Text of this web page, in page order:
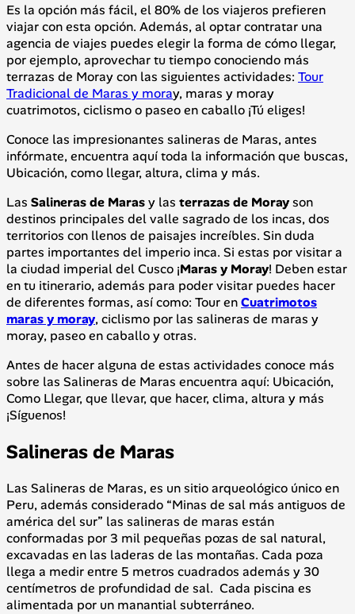
Es la opción más fácil, el 80% de los viajeros prefieren
viajar con esta opción. Además, al optar contratar una
agencia de viajes puedes elegir la forma de cómo llegar,
por ejemplo, aprovechar tu tiempo conociendo más
terrazas de Moray con las siguientes actividades: Tour
Tradicional de Maras y moray, maras y moray
cuatrimotos, ciclismo o paseo en caballo ¡Tú eliges!
Conoce las impresionantes salineras de Maras, antes
infórmate, encuentra aquí toda la información que buscas,
Ubicación, como llegar, altura, clima y más.
Las Salineras de Marasy las terrazas de Morayson
destinos principales del valle sagrado de los incas, dos
territorios con llenos de paisajes increíbles. Sin duda
partes importantes del imperio inca. Si estas por visitar a
la ciudad imperial del Cusco ¡Maras y Moray! Deben estar
en tu itinerario, además para poder visitar puedes hacer
de diferentes formas, así como: Tour enCuatrimotos
maras y moray, ciclismo por las salineras de maras y
moray, paseo en caballo y otras.
Antes de hacer alguna de estas actividades conoce más
sobre las Salineras de Maras encuentra aquí: Ubicación,
Como Llegar, que llevar, que hacer, clima, altura y más
¡Síguenos!
Salineras de Maras
Las Salineras de Maras, es un sitio arqueológico único en
Peru, además considerado “Minas de sal más antiguos de
américa del sur” las salineras de maras están
conformadas por 3 mil pequeñas pozas de sal natural,
excavadas en las laderas de las montañas. Cada poza
llega a medir entre 5 metros cuadrados además y 30
centímetros de profundidad de sal. Cada piscina es
alimentada por un manantial subterráneo.